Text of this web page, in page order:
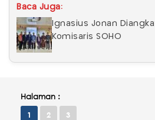
Baca Juga:
Ignasius Jonan
Komisaris SOHO
Halaman :
1 2 3